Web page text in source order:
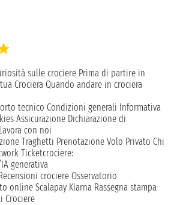
sulle crociere Prima di partire in
Crociera Quando andare in crociera
tecnico Condizioni generali Informativa
Assicurazione Dichiarazione di
Lavora con noi
Traghetti Prenotazione Volo Privato Chi
Ticketcrociere:
generativa
crociere Osservatorio
online Scalapay Klarna Rassegna stampa
Crociere